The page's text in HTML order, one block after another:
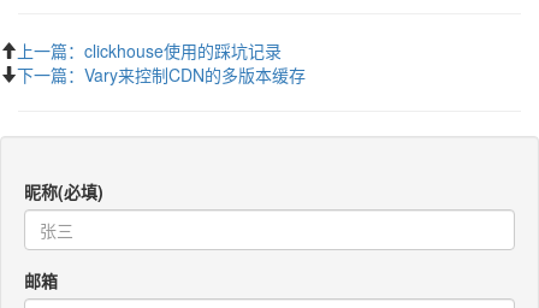
上一篇：clickhouse使用的踩坑记录
下一篇：Vary来控制CDN的多版本缓存
昵称(必填)
邮箱